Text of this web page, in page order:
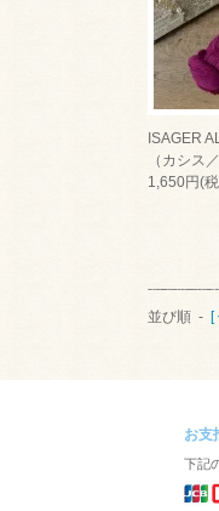
ISAGER
（カシス
1,650円(
並び順 - [
お支
下記